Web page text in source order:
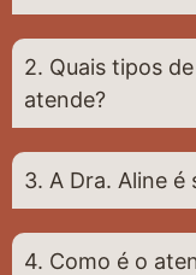
2. Quais tipos
atende?
3. A Dra. Aline é
4. Como é o